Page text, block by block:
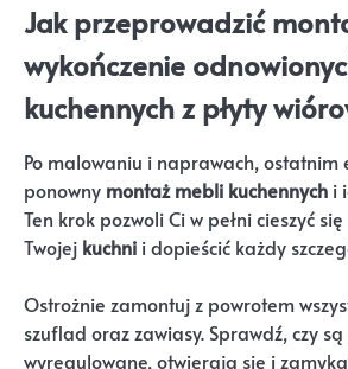
Jak przeprowadzić
wykończenie
kuchennych z płyty
Po malowaniu i naprawach, ostatnim
ponowny montaż mebli kuchennych i
Ten krok pozwoli Ci w pełni cieszyć
Twojej kuchni i dopieścić każdy
Ostrożnie zamontuj z powrotem
szuflad oraz zawiasy. Sprawdź, czy
wyregulowane, otwierają się i